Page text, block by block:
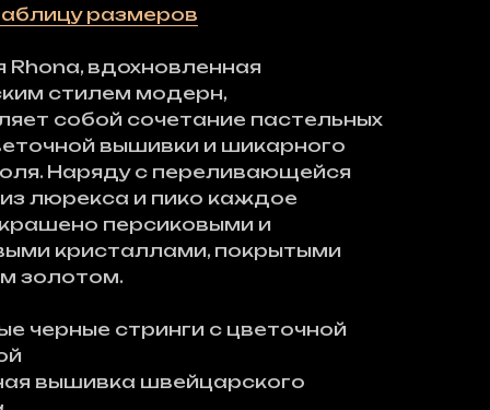
размеров
Rhona, вдохновленная
стилем модерн,
собой сочетание пастельных
вышивки и шикарного
Наряду с переливающейся
люрекса и пико каждое
персиковыми и
кристаллами, покрытыми
золотом.
черные стринги с цветочной
вышивка швейцарского